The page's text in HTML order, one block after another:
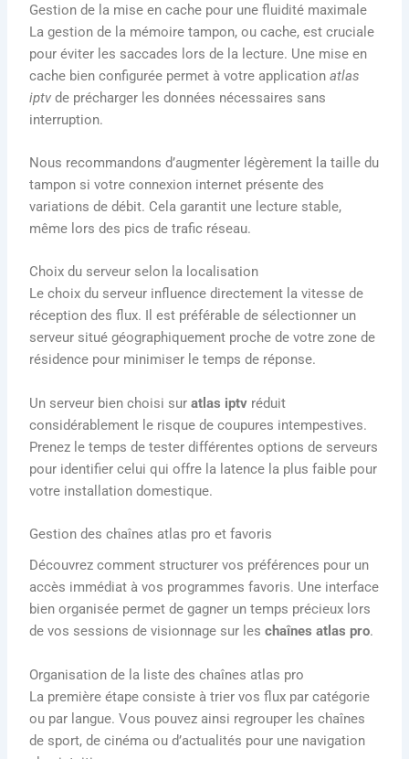
Gestion de la mise en cache pour une fluidité maximale
La gestion de la mémoire tampon, ou cache, est cruciale
pour éviter les saccades lors de la lecture. Une mise en
cache bien configurée permet à votre applicationatlas
iptv de précharger les données nécessaires sans
interruption.
Nous recommandons d’augmenter légèrement la taille du
tampon si votre connexion internet présente des
variations de débit. Cela garantit une lecture stable,
même lors des pics de trafic réseau.
Choix du serveur selon la localisation
Le choix du serveur influence directement la vitesse de
réception des flux. Il est préférable de sélectionner un
serveur situé géographiquement proche de votre zone de
résidence pour minimiser le temps de réponse.
Un serveur bien choisi suratlas iptv réduit
considérablement le risque de coupures intempestives.
Prenez le temps de tester différentes options de serveurs
pour identifier celui qui offre la latence la plus faible pour
votre installation domestique.
Gestion des chaînes atlas pro et favoris
Découvrez comment structurer vos préférences pour un
accès immédiat à vos programmes favoris. Une interface
bien organisée permet de gagner un temps précieux lors
de vos sessions de visionnage sur leschaînes atlas pro.
Organisation de la liste des chaînes atlas pro
La première étape consiste à trier vos flux par catégorie
ou par langue. Vous pouvez ainsi regrouper les chaînes
de sport, de cinéma ou d’actualités pour une navigation